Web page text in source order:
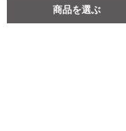
商品を選ぶ